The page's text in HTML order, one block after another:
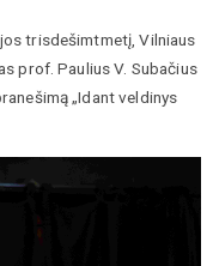
trisdešimtmetį, Vilniaus
prof. Paulius V. Subačius
„Idant veldinys